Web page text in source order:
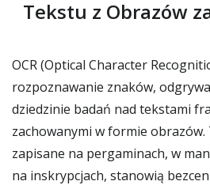
Tekstu z Obrazów
OCR (Optical Character
rozpoznawanie znaków,
dziedzinie badań nad tekstami
zachowanymi w formie obrazów.
zapisane na pergaminach, w
na inskrypcjach, stanowią